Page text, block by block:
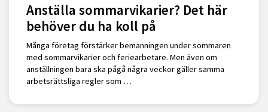
Anställa sommarvikarier? Det här
behöver du ha koll på
Många företag förstärker bemanningen under sommaren
med sommarvikarier och feriearbetare. Men även om
anställningen bara ska pågå några veckor gäller samma
arbetsrättsliga regler som …